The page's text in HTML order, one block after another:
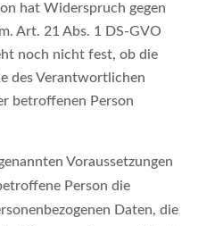
hat Widerspruch gegen
Art. 21 Abs. 1 DS-GVO
noch nicht fest, ob die
des Verantwortlichen
betroffenen Person
Voraussetzungen
Person die
Daten, die